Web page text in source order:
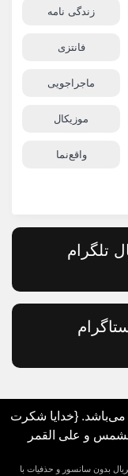
زندگی نامه
فانتزی
ماجراجویی
موزیکال
واقع‌نما
تلگرام
می‌باشد. {خدایا شکرت
و علی القمر
بدون سانسور و حذفیات با